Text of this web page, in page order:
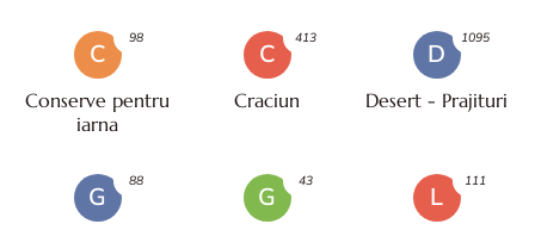
C
Conserve pentru
iarna
98
C
Craciun
413
D
Desert - Prajituri
1095
G
88
G
43
L
111